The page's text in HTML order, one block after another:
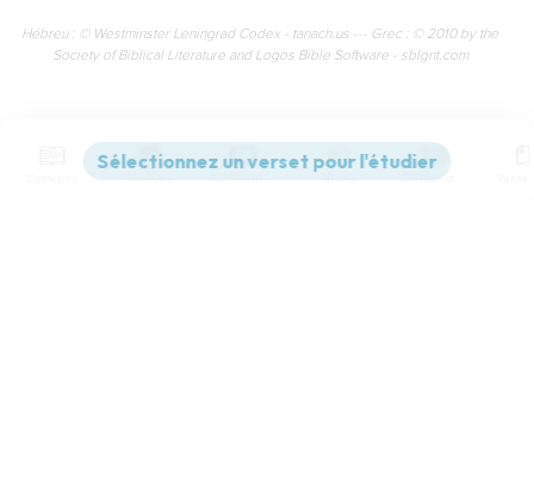
Hébreu : © Westminster Leningrad Codex - tanach.us --- Grec : © 2010 by the
Society of Biblical Literature and Logos Bible Software - sblgnt.com
Versions Commentaires Strong